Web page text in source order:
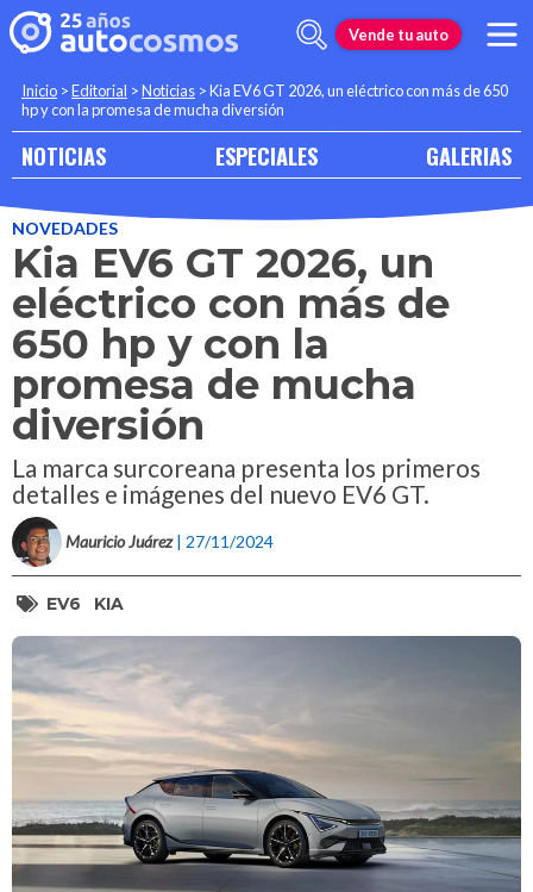
Vende tu auto
Inicio >Editorial >Noticias >Kia EV6 GT 2026, un eléctrico con más de 650
hp y con la promesa de mucha diversión
NOTICIAS ESPECIALES GALERIAS
NOVEDADES
Kia EV6 GT 2026, un
eléctrico con más de
650 hp y con la
promesa de mucha
diversión
La marca surcoreana presenta los primeros
detalles e imágenes del nuevo EV6 GT.
Mauricio Juárez | 27/11/2024
EV6 KIA